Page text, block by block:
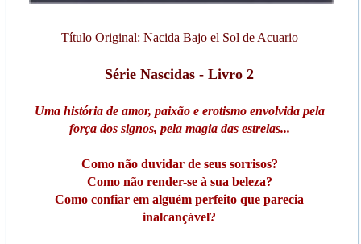
Título Original: Nacida Bajo el Sol de Acuario
Série Nascidas - Livro 2
Uma história de amor, paixão e erotismo envolvida pela
força dos signos, pela magia das estrelas...
Como não duvidar de seus sorrisos?
Como não render-se à sua beleza?
Como confiar em alguém perfeito que parecia
inalcançável?